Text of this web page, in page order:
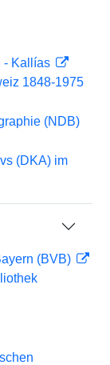
- Kallías
1848-1975
(NDB)
(DKA) im
(BVB)